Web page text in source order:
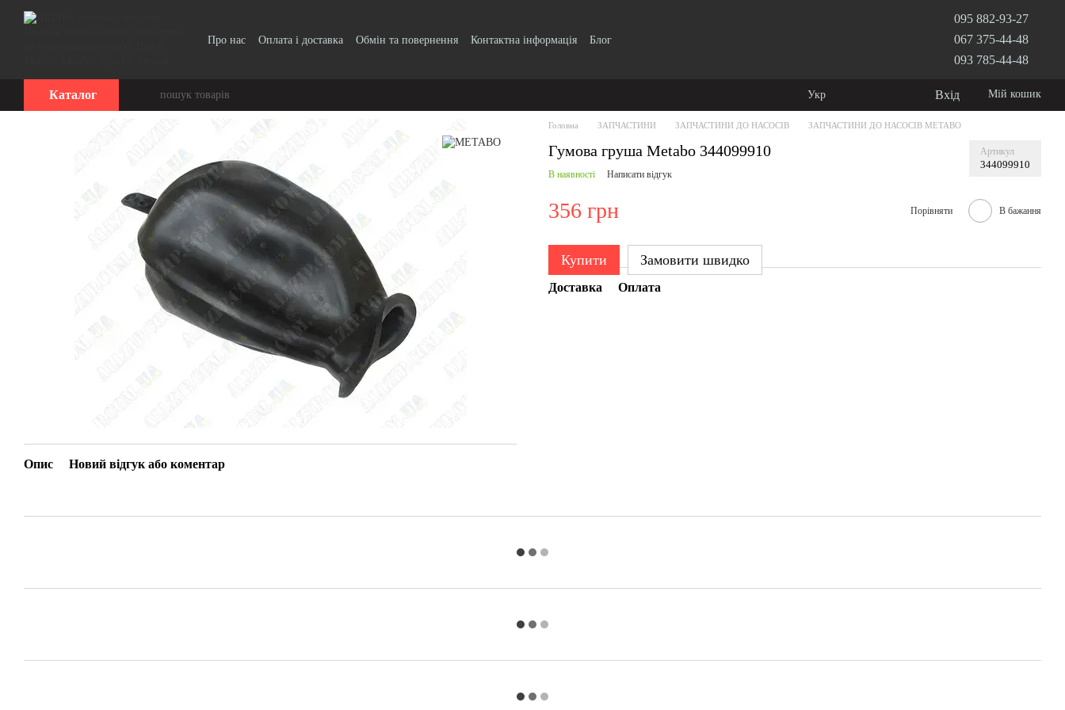
Перейти до основного контенту
Про нас Оплата і доставка Обмін та повернення Контактна інформація Блог
095 882-93-27
067 375-44-48
093 785-44-48
Каталог Укр Вхід Мій кошик
Опис Новий відгук або коментар
Головна ЗАПЧАСТИНИ ЗАПЧАСТИНИ ДО НАСОСІВ ЗАПЧАСТИНИ ДО НАСОСІВ METABO
Гумова груша Metabo 344099910 Артикул
344099910
В наявності Написати відгук
356 грн Порівняти В бажання
Купити Замовити швидко
Доставка Оплата